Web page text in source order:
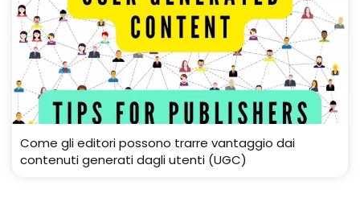
Come gli editori possono trarre vantaggio dai
contenuti generati dagli utenti (UGC)